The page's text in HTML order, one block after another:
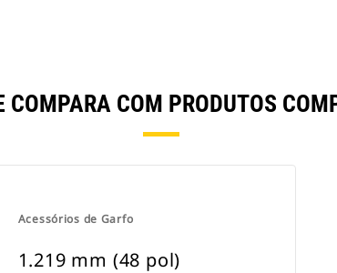
COM PRODUTOS
Acessórios de Garfo
1.219 mm (48 pol)